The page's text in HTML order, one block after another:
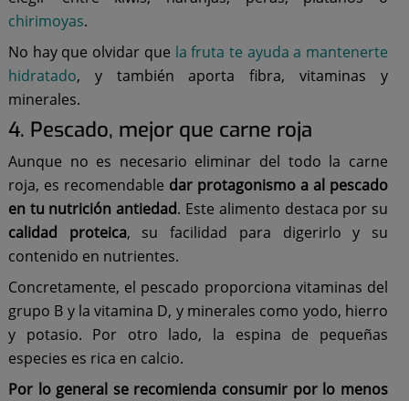
chirimoyas.
No hay que olvidar que la fruta te ayuda a mantenerte
hidratado, y también aporta fibra, vitaminas y
minerales.
4. Pescado, mejor que carne roja
Aunque no es necesario eliminar del todo la carne
roja, es recomendable dar protagonismo a al pescado
en tu nutrición antiedad. Este alimento destaca por su
calidad proteica, su facilidad para digerirlo y su
contenido en nutrientes.
Concretamente, el pescado proporciona vitaminas del
grupo B y la vitamina D, y minerales como yodo, hierro
y potasio. Por otro lado, la espina de pequeñas
especies es rica en calcio.
Por lo general se recomienda consumir por lo menos